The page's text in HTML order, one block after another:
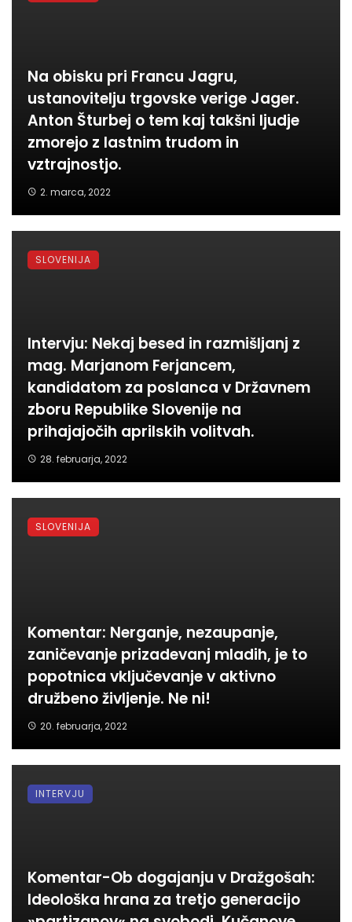
Na obisku pri Francu Jagru,
ustanovitelju trgovske verige Jager.
Anton Šturbej o tem kaj takšni ljudje
zmorejo z lastnim trudom in
vztrajnostjo.
2. marca, 2022
Intervju: Nekaj besed in razmišljanj z
mag. Marjanom Ferjancem,
kandidatom za poslanca v Državnem
zboru Republike Slovenije na
prihajajočih aprilskih volitvah.
28. februarja, 2022
SLOVENIJA
Komentar: Nerganje, nezaupanje,
zaničevanje prizadevanj mladih, je to
popotnica vključevanje v aktivno
družbeno življenje. Ne ni!
20. februarja, 2022
SLOVENIJA
Komentar-Ob dogajanju v Dražgošah:
Ideološka hrana za tretjo generacijo
INTERVJU